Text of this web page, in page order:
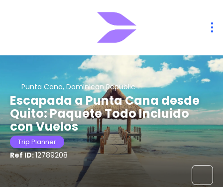
Punta Cana, Dominican Republic
Escapada a Punta Cana desde
Quito: Paquete Todo Incluido
con Vuelos
Trip Planner
Ref ID:12789208